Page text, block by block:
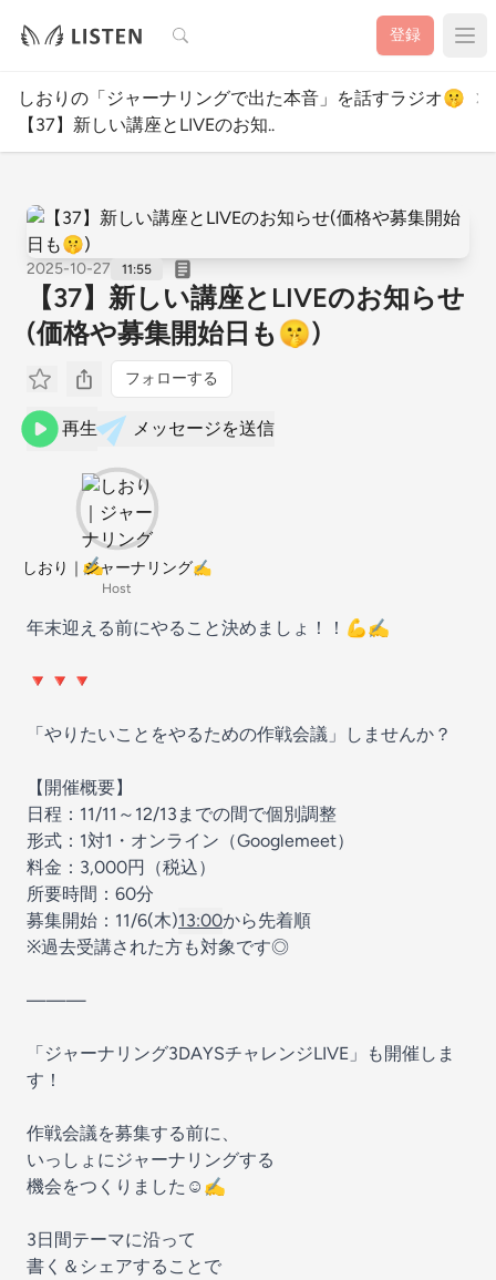
検索 登録
しおりの「ジャーナリングで出た本音」を話すラジオ🤫
【37】新しい講座とLIVEのお知..
2025-10-27 11:55
【37】新しい講座とLIVEのお知らせ
(価格や募集開始日も🤫)
フォローする
再生 メッセージを送信
しおり｜ジャーナリング✍️
Host
年末迎える前にやること決めましょ！！💪✍️
🔻🔻🔻
「やりたいことをやるための作戦会議」しませんか？
【開催概要】
日程：11/11～12/13までの間で個別調整
形式：1対1・オンライン（Googlemeet）
料金：3,000円（税込）
所要時間：60分
募集開始：11/6(木)13:00から先着順
※過去受講された方も対象です◎
———
「ジャーナリング3DAYSチャレンジLIVE」も開催しま
す！
作戦会議を募集する前に、
いっしょにジャーナリングする
機会をつくりました☺️✍️
3日間テーマに沿って
書く＆シェアすることで